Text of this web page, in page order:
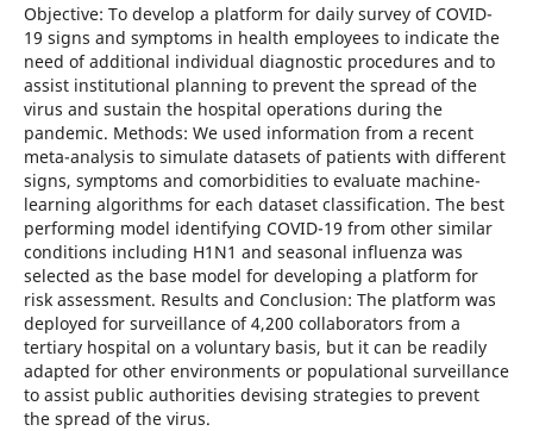
Objective: To develop a platform for daily survey of COVID-
19 signs and symptoms in health employees to indicate the
need of additional individual diagnostic procedures and to
assist institutional planning to prevent the spread of the
virus and sustain the hospital operations during the
pandemic. Methods: We used information from a recent
meta-analysis to simulate datasets of patients with different
signs, symptoms and comorbidities to evaluate machine-
learning algorithms for each dataset classification. The best
performing model identifying COVID-19 from other similar
conditions including H1N1 and seasonal influenza was
selected as the base model for developing a platform for
risk assessment. Results and Conclusion: The platform was
deployed for surveillance of 4,200 collaborators from a
tertiary hospital on a voluntary basis, but it can be readily
adapted for other environments or populational surveillance
to assist public authorities devising strategies to prevent
the spread of the virus.